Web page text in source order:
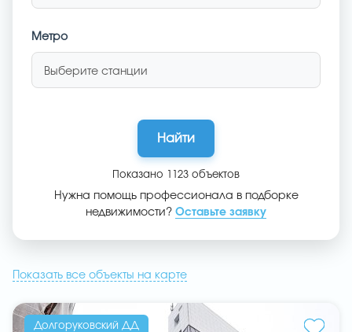
Метро
Выберите станции
Найти
Показано 1123 объектов
Нужна помощь профессионала в подборке
недвижимости? Оставьте заявку
Показать все объекты на карте
Долгоруковский ДД